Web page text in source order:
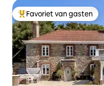
Topfavoriet van gasten
Favoriet van gasten